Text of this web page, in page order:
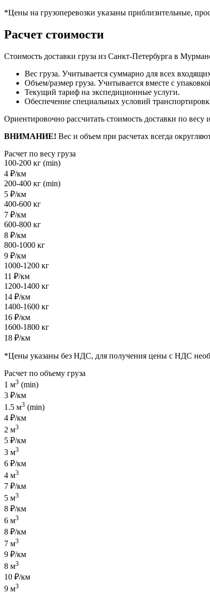
*Цены на грузоперевозки указаны приблизительные,
Расчет стоимости
Стоимость доставки груза из Санкт-Петербурга в
Вес груза. Учитывается суммарно для всех
Объем/размер груза. Учитывается вместе с
Текущий тариф на экспедиционные услуги.
Обеспечение специальных условий
Ориентировочно рассчитать стоимость доставки по
ВНИМАНИЕ! Вес и объем при расчетах всегда
Расчет по весу груза
100-200 кг (min)
4 ₽/км
200-400 кг (min)
5 ₽/км
400-600 кг
7 ₽/км
600-800 кг
8 ₽/км
800-1000 кг
9 ₽/км
1000-1200 кг
11 ₽/км
1200-1400 кг
14 ₽/км
1400-1600 кг
16 ₽/км
1600-1800 кг
18 ₽/км
*Цены указаны без НДС, для получения цены с НДС
Расчет по объему груза
1 м3 (min)
3 ₽/км
1.5 м3 (min)
4 ₽/км
2 м3
5 ₽/км
3 м3
6 ₽/км
4 м3
7 ₽/км
5 м3
8 ₽/км
6 м3
8 ₽/км
7 м3
9 ₽/км
8 м3
10 ₽/км
9 м3